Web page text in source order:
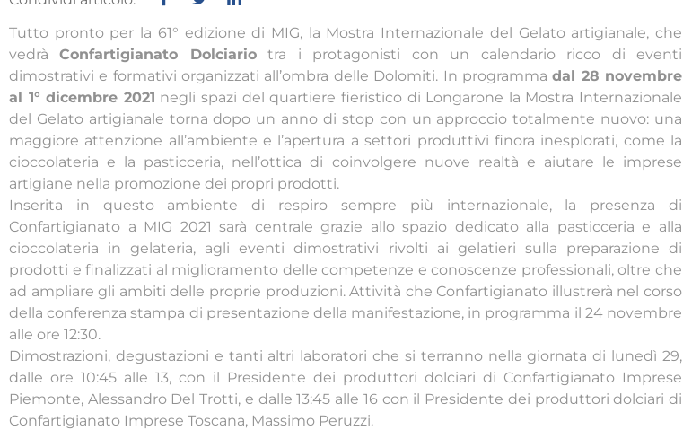
Tutto pronto per la 61° edizione di MIG, la Mostra Internazionale del Gelato artigianale, che
vedràConfartigianato Dolciariotra i protagonisti con un calendario ricco di eventi
dimostrativi e formativi organizzati all’ombra delle Dolomiti. In programmadal 28 novembre
al 1° dicembre 2021 negli spazi del quartiere fieristico di Longarone la Mostra Internazionale
del Gelato artigianale torna dopo un anno di stop con un approccio totalmente nuovo: una
maggiore attenzione all’ambiente e l’apertura a settori produttivi finora inesplorati, come la
cioccolateria e la pasticceria, nell’ottica di coinvolgere nuove realtà e aiutare le imprese
artigiane nella promozione dei propri prodotti.
Inserita in questo ambiente di respiro sempre più internazionale, la presenza di
Confartigianato a MIG 2021 sarà centrale grazie allo spazio dedicato alla pasticceria e alla
cioccolateria in gelateria, agli eventi dimostrativi rivolti ai gelatieri sulla preparazione di
prodotti e finalizzati al miglioramento delle competenze e conoscenze professionali, oltre che
ad ampliare gli ambiti delle proprie produzioni. Attività che Confartigianato illustrerà nel corso
della conferenza stampa di presentazione della manifestazione, in programma il 24 novembre
alle ore 12:30.
Dimostrazioni, degustazioni e tanti altri laboratori che si terranno nella giornata di lunedì 29,
dalle ore 10:45 alle 13, con il Presidente dei produttori dolciari di Confartigianato Imprese
Piemonte, Alessandro Del Trotti, e dalle 13:45 alle 16 con il Presidente dei produttori dolciari di
Confartigianato Imprese Toscana, Massimo Peruzzi.